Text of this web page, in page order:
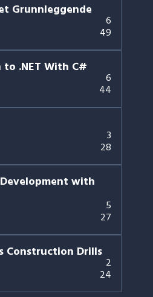
Grunnleggende
6
49
.NET With C#
6
44
3
28
with
5
27
Construction Drills
2
24